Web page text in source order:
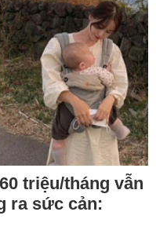
triệu/tháng vẫn
ra sức cản: